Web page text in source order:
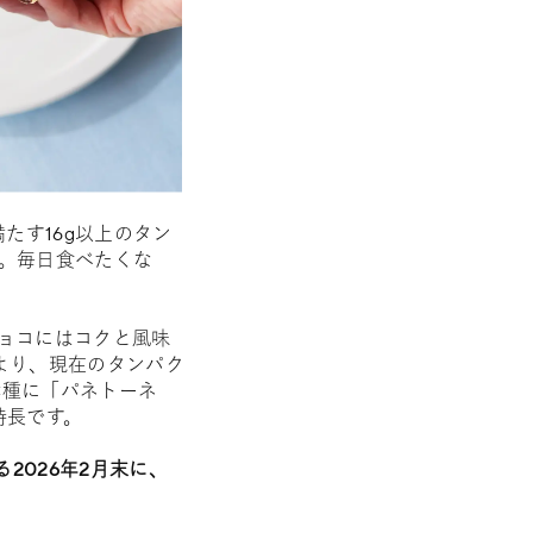
す16g以上のタン
毎日食べたくな
コにはコクと風味
り、現在のタンパク
に「パネトーネ
です。
2026年2月末に、